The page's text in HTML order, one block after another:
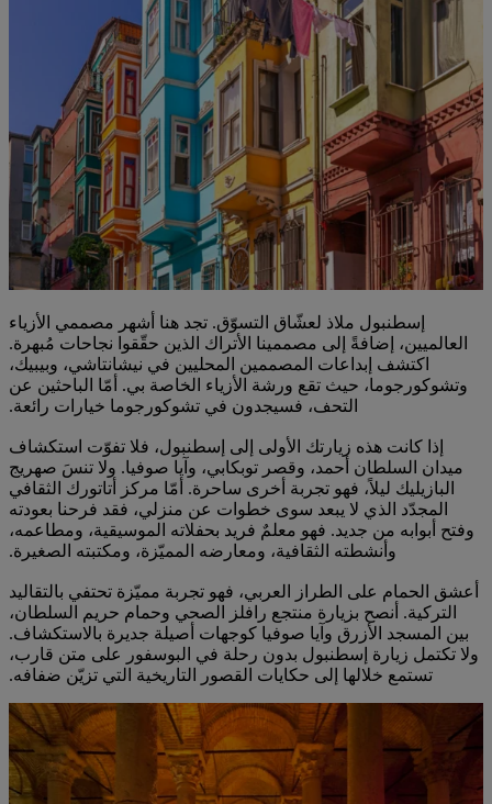
إسطنبول ملاذ لعشّاق التسوّق. تجد هنا أشهر مصممي الأزياء
العالميين، إضافةً إلى مصممينا الأتراك الذين حقّقوا نجاحات مُبهرة.
اكتشف إبداعات المصممين المحليين في نيشانتاشي، وبيبيك،
وتشوكورجوما، حيث تقع ورشة الأزياء الخاصة بي. أمّا الباحثين عن
التحف، فسيجدون في تشوكورجوما خيارات رائعة.
إذا كانت هذه زيارتك الأولى إلى إسطنبول، فلا تفوّت استكشاف
ميدان السلطان أحمد، وقصر توبكابي، وآيا صوفيا. ولا تنسَ صهريج
البازيليك ليلاً، فهو تجربة أخرى ساحرة. أمّا مركز أتاتورك الثقافي
المجدّد الذي لا يبعد سوى خطوات عن منزلي، فقد فرحنا بعودته
وفتح أبوابه من جديد. فهو معلمٌ فريد بحفلاته الموسيقية، ومطاعمه،
وأنشطته الثقافية، ومعارضه المميّزة، ومكتبته الصغيرة.
أعشق الحمام على الطراز العربي، فهو تجربة مميّزة تحتفي بالتقاليد
التركية. أنصح بزيارة منتجع رافلز الصحي وحمام حريم السلطان،
بين المسجد الأزرق وآيا صوفيا كوجهات أصيلة جديرة بالاستكشاف.
ولا تكتمل زيارة إسطنبول بدون رحلة في البوسفور على متن قارب،
تستمع خلالها إلى حكايات القصور التاريخية التي تزيّن ضفافه.